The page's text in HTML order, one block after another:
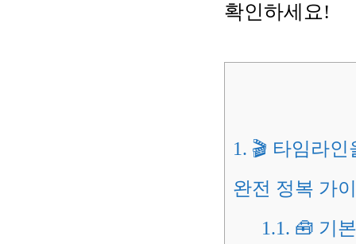
확인하세요!
1. 🎬 타임라
완전 정복 가
1.1. 🧰 기